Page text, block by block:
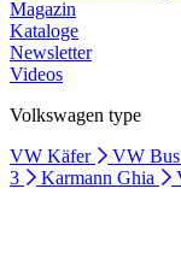
Magazin
Kataloge
Newsletter
Videos
Volkswagen type
VW Käfer
VW Bus
3
Karmann Ghia